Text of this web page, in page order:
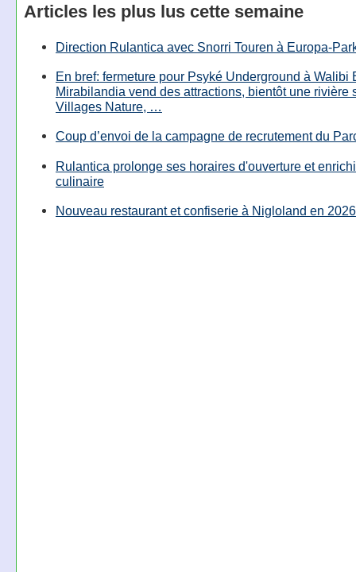
Articles les plus lus cette semaine
Direction Rulantica avec Snorri Touren à Europa-
En bref: fermeture pour Psyké Underground à Walibi
Mirabilandia vend des attractions, bientôt une rivière
Villages Nature, …
Coup d’envoi de la campagne de recrutement du
Rulantica prolonge ses horaires d'ouverture et
culinaire
Nouveau restaurant et confiserie à Nigloland en 2026